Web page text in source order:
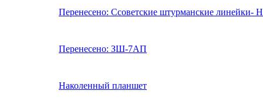
Перенесено: Ссоветские штурманские линейки-
Перенесено: ЗШ-7АП
Наколенный планшет